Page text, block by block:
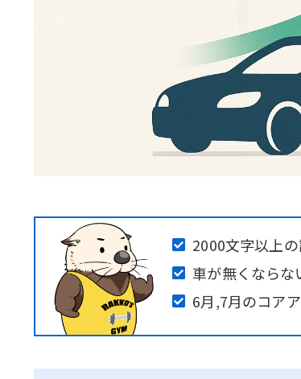
2000文字以上
車が無くならな
6月,7月のコア